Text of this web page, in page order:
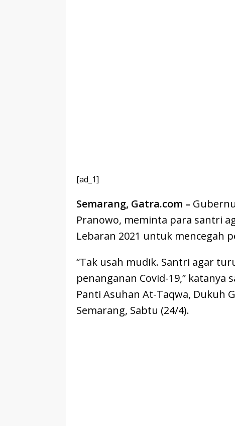
[ad_1]
Semarang, Gatra.com –
Pranowo, meminta para santri
Lebaran 2021 untuk mencegah
“Tak usah mudik. Santri agar
penanganan Covid-19,” katanya
Panti Asuhan At-Taqwa, Dukuh
Semarang, Sabtu (24/4).